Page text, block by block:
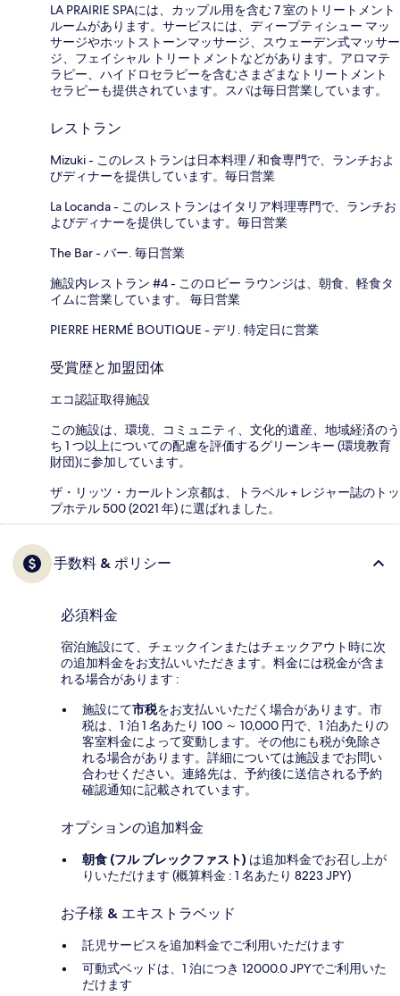
LA PRAIRIE SPAには、カップル用を含む 7 室のトリートメント
ルームがあります。サービスには、ディープティシュー マッ
サージやホットストーンマッサージ、スウェーデン式マッサー
ジ、フェイシャル トリートメントなどがあります。アロマテ
ラピー、ハイドロセラピーを含むさまざまなトリートメント
セラピーも提供されています。スパは毎日営業しています。
レストラン
Mizuki - このレストランは日本料理 / 和食専門で、ランチおよ
びディナーを提供しています。毎日営業
La Locanda - このレストランはイタリア料理専門で、ランチお
よびディナーを提供しています。毎日営業
The Bar - バー. 毎日営業
施設内レストラン #4 - このロビー ラウンジは、朝食、軽食タ
イムに営業しています。 毎日営業
PIERRE HERMÉ BOUTIQUE - デリ. 特定日に営業
受賞歴と加盟団体
エコ認証取得施設
この施設は、環境、コミュニティ、文化的遺産、地域経済のう
ち 1 つ以上についての配慮を評価するグリーンキー (環境教育
財団)に参加しています。
ザ・リッツ・カールトン京都は、トラベル + レジャー誌のトッ
プホテル 500 (2021 年) に選ばれました。
手数料 & ポリシー
必須料金
宿泊施設にて、チェックインまたはチェックアウト時に次
の追加料金をお支払いいただきます。料金には税金が含ま
れる場合があります :
施設にて市税をお支払いいただく場合があります。市
税は、1 泊 1 名あたり 100 ～ 10,000 円で、1 泊あたりの
客室料金によって変動します。その他にも税が免除さ
れる場合があります。詳細については施設までお問い
合わせください。連絡先は、予約後に送信される予約
確認通知に記載されています。
オプションの追加料金
朝食 (フル ブレックファスト) は追加料金でお召し上が
りいただけます (概算料金 : 1 名あたり 8223 JPY)
お子様 & エキストラベッド
託児サービスを追加料金でご利用いただけます
可動式ベッドは、1 泊につき 12000.0 JPYでご利用いた
だけます